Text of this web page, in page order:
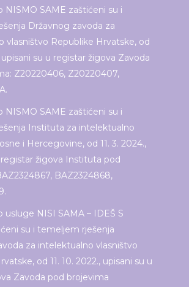
NISMO SAME zaštićeni su i
Državnog zavoda za
vlasništvo Republike Hrvatske, od
upisani su u registar žigova Zavoda
Z20220406, Z20220407,
NISMO SAME zaštićeni su i
Instituta za intelektualno
i Hercegovine, od 11. 3. 2024.,
žigova Instituta pod
BAZ2324868,
usluge NISI SAMA – IDEŠ S
su i temeljem rješenja
za intelektualno vlasništvo
od 11. 10. 2022., upisani su u
Zavoda pod brojevima